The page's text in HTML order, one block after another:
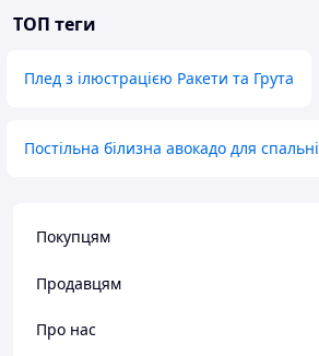
ТОП теги
Плед з ілюстрацією Ракети та Грута
Постільна білизна авокадо для спальні
Покупцям
Продавцям
Про нас